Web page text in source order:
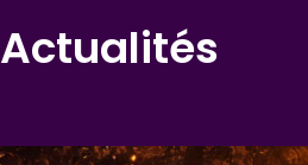
Actualités